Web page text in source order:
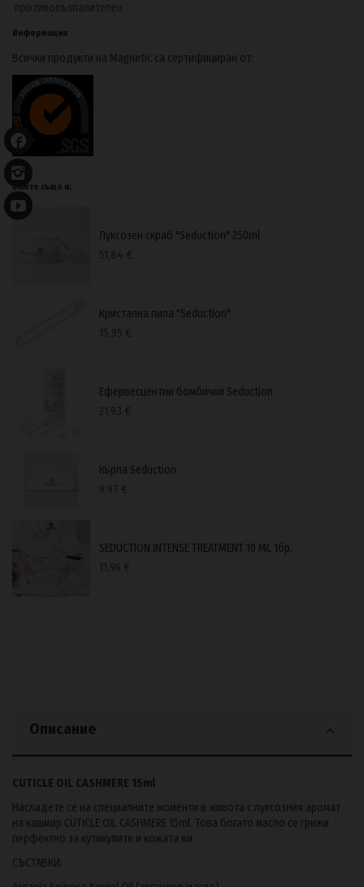
противовъзпалителен
Информация
Всички продукти на Magnetic са сертифициран от:
Вижте също и:
Луксозен скраб "Seduction" 250ml
51,84 €
Кристална пила "Seduction"
15,95 €
Ефервесцентни бомбички Seduction
21,93 €
Кърпа Seduction
9,97 €
SEDUCTION INTENSE TREATMENT 10 ML 1бр.
11,96 €
Описание
CUTICLE OIL CASHMERE 15ml
Насладете се на специалните моменти в живота с луксозния аромат
на кашмир CUTICLE OIL CASHMERE 15ml. Това богато масло се грижи
перфектно за кутикулите и кожата ви.
СЪСТАВКИ: